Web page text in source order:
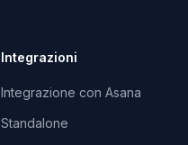
Integrazioni
Integrazione con Asana
Standalone